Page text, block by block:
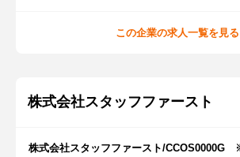
この企業の求人一覧を見る
株式会社スタッフファースト
株式会社スタッフファースト/CCOS0000G